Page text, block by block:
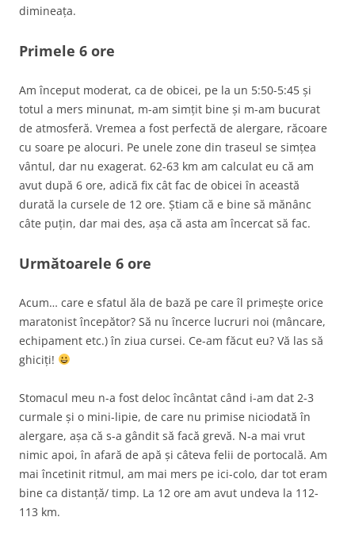
dimineața.
Primele 6 ore
Am început moderat, ca de obicei, pe la un 5:50-5:45 și
totul a mers minunat, m-am simțit bine și m-am bucurat
de atmosferă. Vremea a fost perfectă de alergare, răcoare
cu soare pe alocuri. Pe unele zone din traseul se simțea
vântul, dar nu exagerat. 62-63 km am calculat eu că am
avut după 6 ore, adică fix cât fac de obicei în această
durată la cursele de 12 ore. Știam că e bine să mănânc
câte puțin, dar mai des, așa că asta am încercat să fac.
Următoarele 6 ore
Acum… care e sfatul ăla de bază pe care îl primește orice
maratonist începător? Să nu încerce lucruri noi (mâncare,
echipament etc.) în ziua cursei. Ce-am făcut eu? Vă las să
ghiciți!
Stomacul meu n-a fost deloc încântat când i-am dat 2-3
curmale și o mini-lipie, de care nu primise niciodată în
alergare, așa că s-a gândit să facă grevă. N-a mai vrut
nimic apoi, în afară de apă și câteva felii de portocală. Am
mai încetinit ritmul, am mai mers pe ici-colo, dar tot eram
bine ca distanță/ timp. La 12 ore am avut undeva la 112-
113 km.